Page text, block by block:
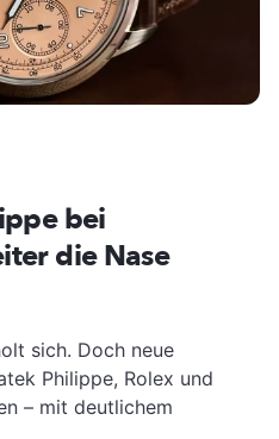
bei
die Nase
sich. Doch neue
Philippe, Rolex und
– mit deutlichem